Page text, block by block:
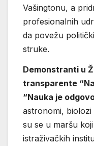
Vašingtonu, a
profesionalnih
da povežu
struke.
Demonstranti u
transparente
“Nauka je
astronomi, biolozi
su se u maršu
istraživačkih